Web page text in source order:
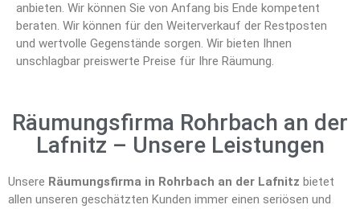
anbieten. Wir können Sie von Anfang bis Ende kompetent
beraten. Wir können für den Weiterverkauf der Restposten
und wertvolle Gegenstände sorgen. Wir bieten Ihnen
unschlagbar preiswerte Preise für Ihre Räumung.
Räumungsfirma Rohrbach an der
Lafnitz – Unsere Leistungen
Unsere Räumungsfirma in Rohrbach an der Lafnitz bietet
allen unseren geschätzten Kunden immer einen seriösen und